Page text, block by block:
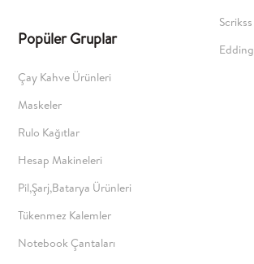
Popüler Gruplar
Çay Kahve Ürünleri
Maskeler
Rulo Kağıtlar
Hesap Makineleri
Pil,Şarj,Batarya Ürünleri
Tükenmez Kalemler
Notebook Çantaları
Scrikss
Edding